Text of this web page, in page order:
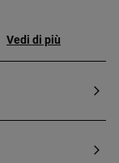
Vedi di più